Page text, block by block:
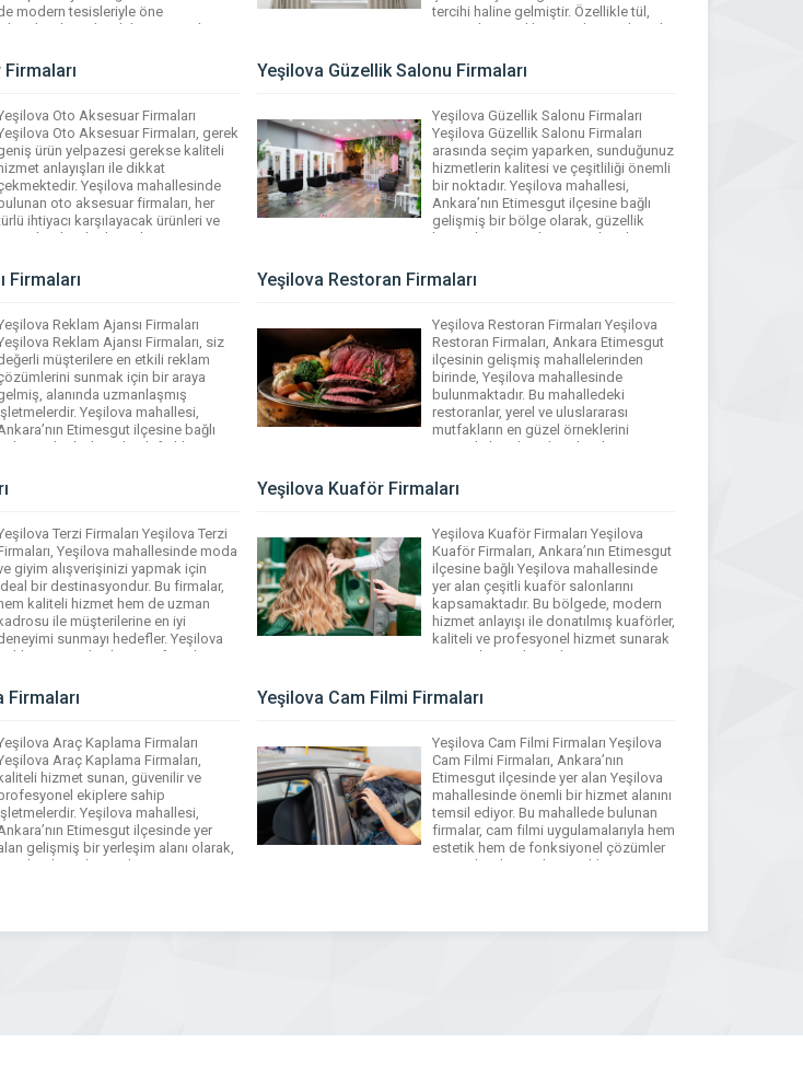
modern tesisleriyle öne
çıkmaktadır. Bölgedeki cimnastik
yaşa kadar çocuklara yönelik
ritmik ve akrobatik cimnastik
eğitim seçenekleri […]
tercihi haline gelmiştir. Özellikle tül,
stor, zebra ve dikey perde çeşitlerinde
işletmeler, sadece satış değil; ölçü,
montaj ve tasarım danışmanlığı
Oto Aksesuar Firmaları
Oto Aksesuar Firmaları, gerek
ürün yelpazesi gerekse kaliteli
hizmet anlayışları ile dikkat
Yeşilova mahallesinde
bulunan oto aksesuar firmaları, her
ihtiyacı karşılayacak ürünleri ve
son teknolojiyle donatılmış
hedeflemektedir. Yeşilova
aracılığıyla bu firmalara
oto aksesuarlarını bulabilirsiniz.
firmalar, kaliteli […]
Yeşilova Güzellik Salonu Firmaları
Yeşilova Güzellik Salonu Firmaları
Yeşilova Güzellik Salonu Firmaları
arasında seçim yaparken, sunduğunuz
hizmetlerin kalitesi ve çeşitliliği önemli
bir noktadır. Yeşilova mahallesi,
Ankara’nın Etimesgut ilçesine bağlı
gelişmiş bir bölge olarak, güzellik
hizmetleri arayanlar için pek çok
sayesinde, bölgedeki tüm güzellik
salonlarına kolaylıkla ulaşabilir,
bulabilirsiniz. Bölgedeki güzellik
salonları genellikle […]
Firmaları
Reklam Ajansı Firmaları
Reklam Ajansı Firmaları, siz
müşterilere en etkili reklam
sunmak için bir araya
alanında uzmanlaşmış
Yeşilova mahallesi,
Etimesgut ilçesine bağlı
gelişmiş bir bölge olarak farklı
konumundadır. Bu sayede, reklam
ajansları da dahil olmak üzere çeşitli
Yeşilova Rehber, bu
[…]
Yeşilova Restoran Firmaları
Yeşilova Restoran Firmaları Yeşilova
Restoran Firmaları, Ankara Etimesgut
ilçesinin gelişmiş mahallelerinden
birinde, Yeşilova mahallesinde
bulunmaktadır. Bu mahalledeki
restoranlar, yerel ve uluslararası
mutfakların en güzel örneklerini
sunarak, her damak tadına hitap
zengin menüleri ve sıcak atmosferi ile
ziyaretçilere unutulmaz bir deneyim
Yeşilova Restoran Firmaları arasında
kolaylıkla seçim […]
Terzi Firmaları Yeşilova Terzi
Yeşilova mahallesinde moda
giyim alışverişinizi yapmak için
bir destinasyondur. Bu firmalar,
hem kaliteli hizmet hem de uzman
kadrosu ile müşterilerine en iyi
sunmayı hedefler. Yeşilova
Rehber üzerinden bu terzi firmalarına
hızlı ve etkili bir şekilde
Yeşilova’daki terzi
Yeşilova Kuaför Firmaları
Yeşilova Kuaför Firmaları Yeşilova
Kuaför Firmaları, Ankara’nın Etimesgut
ilçesine bağlı Yeşilova mahallesinde
yer alan çeşitli kuaför salonlarını
kapsamaktadır. Bu bölgede, modern
hizmet anlayışı ile donatılmış kuaförler,
kaliteli ve profesyonel hizmet sunarak
müşterilerinin ihtiyaçlarına cevap
kuaför firmalarına kolaylıkla ulaşabilir
ve kişisel bakım ihtiyaçlarınızı
bulabilirsiniz. Yeşilova mahallesi,
gelişmiş […]
Firmaları
Araç Kaplama Firmaları
Araç Kaplama Firmaları,
kaliteli hizmet sunan, güvenilir ve
ekiplere sahip
Yeşilova mahallesi,
Etimesgut ilçesinde yer
gelişmiş bir yerleşim alanı olarak,
araç kaplama hizmetleri arayan
ve teknikler ile sektördeki
Yeşilova Cam Filmi Firmaları
Yeşilova Cam Filmi Firmaları Yeşilova
Cam Filmi Firmaları, Ankara’nın
Etimesgut ilçesinde yer alan Yeşilova
mahallesinde önemli bir hizmet alanını
temsil ediyor. Bu mahallede bulunan
firmalar, cam filmi uygulamalarıyla hem
estetik hem de fonksiyonel çözümler
sunmaktadır. Yeşilova Rehber
filmi uygulamaları, enerji verimliliği